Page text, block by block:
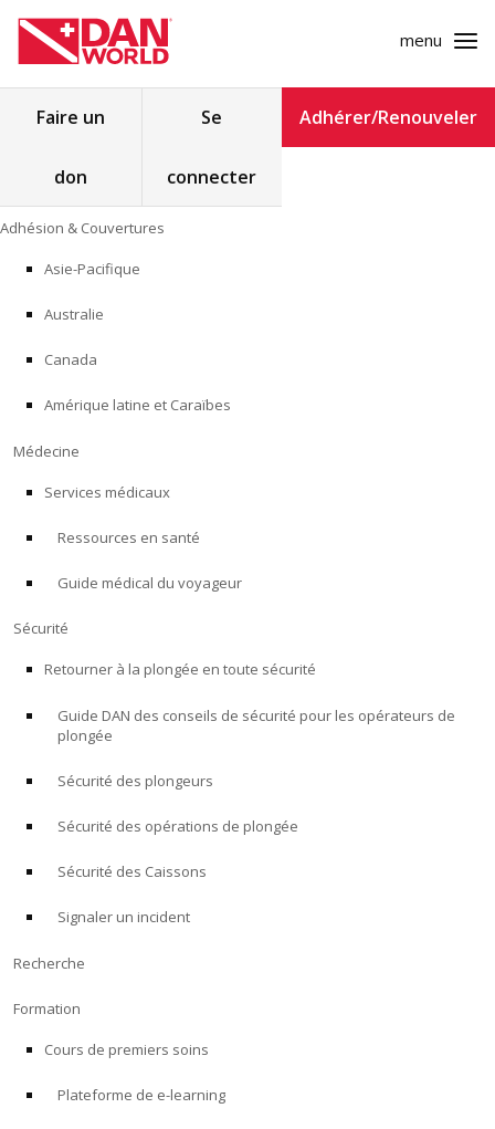
Skip
to
content
menu
Alert Diver
Blog
ADHÉSION & COUVERTURES
RECHERCHE
FORMATION
PROGRAMMES POUR LES PROFESSIONNELS
À PROPOS
Faire un
don
Se
connecter
Adhérer/Renouveler
Adhésion & Couvertures
Asie-Pacifique
Australie
Canada
Amérique latine et Caraïbes
Médecine
Services médicaux
Ressources en santé
Guide médical du voyageur
Sécurité
Retourner à la plongée en toute sécurité
Guide DAN des conseils de sécurité pour les opérateurs de
plongée
Sécurité des plongeurs
Sécurité des opérations de plongée
Sécurité des Caissons
Signaler un incident
Recherche
Formation
Cours de premiers soins
Plateforme de e-learning